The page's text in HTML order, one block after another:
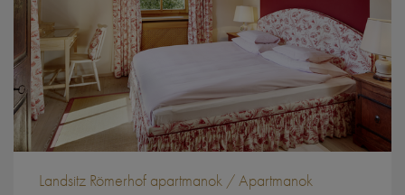
Landsitz Römerhof apartmanok / Apartmanok